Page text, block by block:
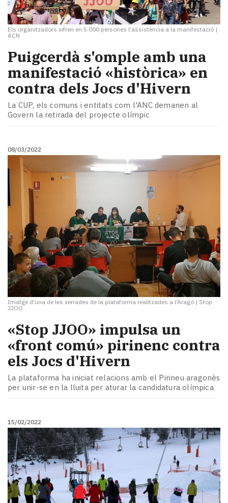
Els organitzadors xifren en 5.000 persones l'assistència a la manifestació |
ACN
Puigcerdà s'omple amb una
manifestació «històrica» en
contra dels Jocs d'Hivern
La CUP, els comuns i entitats com l'ANC demanen al
Govern la retirada del projecte olímpic
08/03/2022
Imatge d'una de les xerrades de la plataforma realitzades a l'Aragó | Stop
JJOO
«Stop JJOO» impulsa un
«front comú» pirinenc contra
els Jocs d'Hivern
La plataforma ha iniciat relacions amb el Pirineu aragonès
per unir-se en la lluita per aturar la candidatura olímpica
15/02/2022